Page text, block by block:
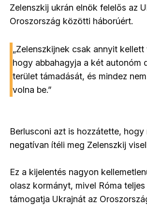
Zelenszkij ukrán elnök felelős az
Oroszország közötti háborúért.
„Zelenszkijnek csak annyit kellett
hogy abbahagyja a két autonóm
terület támadását, és mindez
volna be.”
Berlusconi azt is hozzátette, hogy
negatívan ítéli meg Zelenszkij
Ez a kijelentés nagyon
olasz kormányt, mivel Róma
támogatja Ukrajnát az